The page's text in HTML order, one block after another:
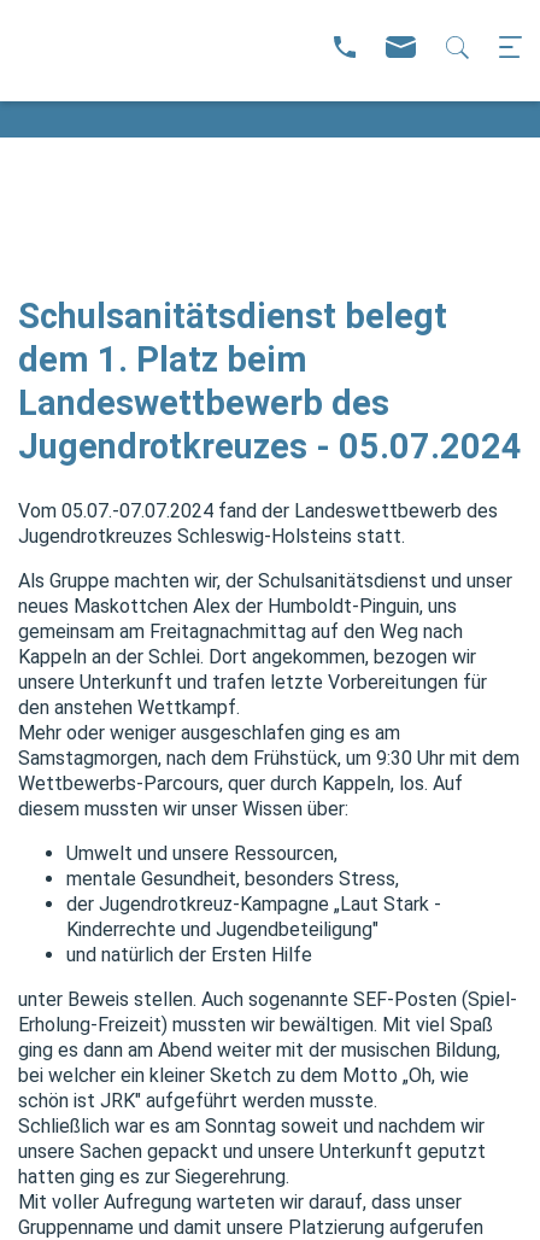
Schulsanitätsdienst belegt
dem 1. Platz beim
Landeswettbewerb des
Jugendrotkreuzes - 05.07.2024
Vom 05.07.-07.07.2024 fand der Landeswettbewerb des
Jugendrotkreuzes Schleswig-Holsteins statt.
Als Gruppe machten wir, der Schulsanitätsdienst und unser
neues Maskottchen Alex der Humboldt-Pinguin, uns
gemeinsam am Freitagnachmittag auf den Weg nach
Kappeln an der Schlei. Dort angekommen, bezogen wir
unsere Unterkunft und trafen letzte Vorbereitungen für
den anstehen Wettkampf.
Mehr oder weniger ausgeschlafen ging es am
Samstagmorgen, nach dem Frühstück, um 9:30 Uhr mit dem
Wettbewerbs-Parcours, quer durch Kappeln, los. Auf
diesem mussten wir unser Wissen über:
Umwelt und unsere Ressourcen,
mentale Gesundheit, besonders Stress,
der Jugendrotkreuz-Kampagne „Laut Stark -
Kinderrechte und Jugendbeteiligung"
und natürlich der Ersten Hilfe
unter Beweis stellen. Auch sogenannte SEF-Posten (Spiel-
Erholung-Freizeit) mussten wir bewältigen. Mit viel Spaß
ging es dann am Abend weiter mit der musischen Bildung,
bei welcher ein kleiner Sketch zu dem Motto „Oh, wie
schön ist JRK" aufgeführt werden musste.
Schließlich war es am Sonntag soweit und nachdem wir
unsere Sachen gepackt und unsere Unterkunft geputzt
hatten ging es zur Siegerehrung.
Mit voller Aufregung warteten wir darauf, dass unser
Gruppenname und damit unsere Platzierung aufgerufen